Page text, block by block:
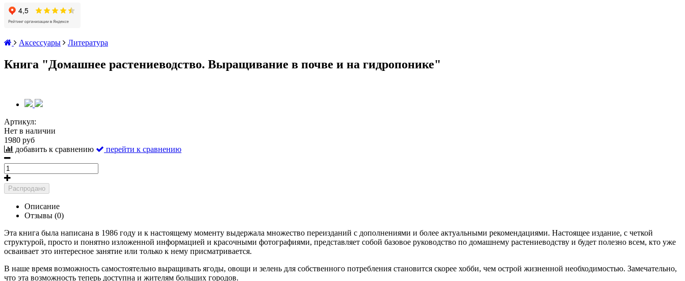
Аксессуары Литература
Книга "Домашнее растениеводство. Выращивание в почве и на гидропонике"
Артикул:
Нет в наличии
1980 руб
добавить к сравнению
перейти к сравнению
Распродано
Описание
Отзывы (0)
Эта книга была написана в 1986 году и к настоящему моменту выдержала множество переизданий с дополнениями и более актуальными рекомендациями. Настоящее издание, с четкой
структурой, просто и понятно изложенной информацией и красочными фотографиями, представляет собой базовое руководство по домашнему растениеводству и будет полезно всем, кто уже
осваивает это интересное занятие или только к нему присматривается.
В наше время возможность самостоятельно выращивать ягоды, овощи и зелень для собственного потребления становится скорее хобби, чем острой жизненной необходимостью. Замечательно,
что эта возможность теперь доступна и жителям больших городов.